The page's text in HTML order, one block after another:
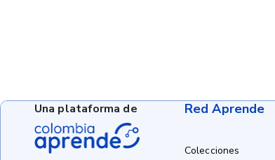
Red Aprende
Colecciones
Una plataforma de